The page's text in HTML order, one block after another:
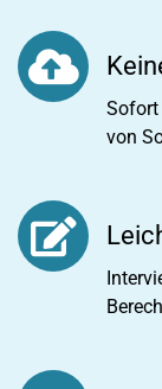
Sofort
von